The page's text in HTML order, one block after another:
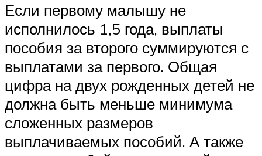
Если первому малышу не
исполнилось 1,5 года, выплаты
пособия за второго суммируются с
выплатами за первого. Общая
цифра на двух рожденных детей не
должна быть меньше минимума
сложенных размеров
выплачиваемых пособий. А также